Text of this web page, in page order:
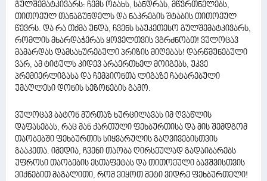
გულშემატკივარს: ჩემს ოჯახს, სანდრას, მწვრთნელებს,
თითოეულ თანაგუნდელს და ნაკრების შტაბის თითოეულ
წევრს. და რა თქმა უნდა, ჩვენს საუკეთესო გულშემატკივარს,
რომლის მხარდაჭერას ყოველთვის ვგრძნობთ! ვულოცავ
მამარდას დამსახურებული პრიზის მიღებას! დარწმუნებული
ვარ, ამ ტიტულს კიდევ არაერთხელ მოიგებს, უკვე
პრემიერლიგასა და ჩემპიონთა ლიგაზე ჩატარებული
უმაღლესი დონის სეზონების გამო.
ვულოცავ ბატონ მურთაზ ხურცილავას იმ ღვაწლის
დაფასებას, რაც მან ქართული ფეხბურთისა და მის შემდგომ
თაობებში ფეხბურთის სიყვარულის გაღვივებისთვის
გააკეთა. იმედია, ჩვენი თაობა ღირსეულად გადაიბარებს
უფროსი თაობების ესთაფეტას და თითოეული ბავშვისთვის
ვიქნებით მაგალითი, რომ ვიყოთ მეტი ვიდრე ფეხბურთელი!